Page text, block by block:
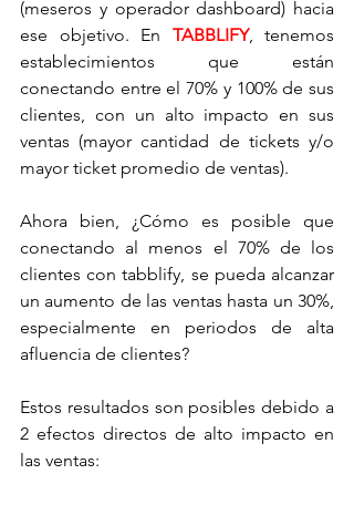
(meseros y operador dashboard) hacia
ese objetivo. En TABBLIFY, tenemos
establecimientos que están
conectando entre el 70% y 100% de sus
clientes, con un alto impacto en sus
ventas (mayor cantidad de tickets y/o
mayor ticket promedio de ventas).
Ahora bien, ¿Cómo es posible que
conectando al menos el 70% de los
clientes con tabblify, se pueda alcanzar
un aumento de las ventas hasta un 30%,
especialmente en periodos de alta
afluencia de clientes?
Estos resultados son posibles debido a
2 efectos directos de alto impacto en
las ventas: